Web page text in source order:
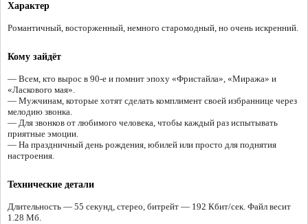
Характер
Романтичный, восторженный, немного старомодный, но очень искренний.
Кому зайдёт
— Всем, кто вырос в 90-е и помнит эпоху «Фристайла», «Миража» и
«Ласкового мая».
— Мужчинам, которые хотят сделать комплимент своей избраннице через
мелодию звонка.
— Для звонков от любимого человека, чтобы каждый раз испытывать
приятные эмоции.
— На праздничный день рождения, юбилей или просто для поднятия
настроения.
Технические детали
Длительность — 55 секунд, стерео, битрейт — 192 Кбит/сек. Файл весит
1.28 Мб.